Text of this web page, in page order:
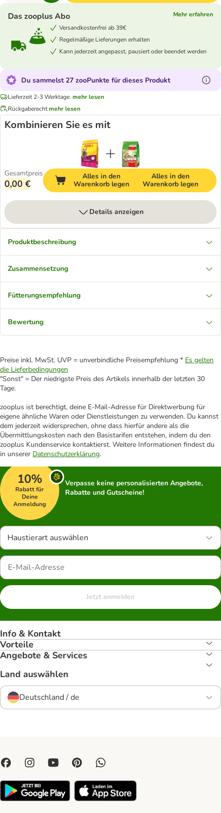
Das zooplus Abo
Mehr erfahren
Versandkostenfrei ab 39€
Regelmäßige Lieferungen erhalten
Kann jederzeit angepasst, pausiert oder beendet werden
Du sammelst 27 zooPunkte für dieses Produkt
Lieferzeit 2-3 Werktage. mehr lesen
Rückgaberechtmehr lesen
Kombinieren Sie es mit
Gesamtpreis
0,00 €
Alles in den
Warenkorb legen
Alles in den
Warenkorb legen
Details anzeigen
Produktbeschreibung
Zusammensetzung
Fütterungsempfehlung
Bewertung
Preise inkl. MwSt. UVP = unverbindliche Preisempfehlung * Es gelten
die Lieferbedingungen
"Sonst" = Der niedrigste Preis des Artikels innerhalb der letzten 30
Tage.
zooplus ist berechtigt, deine E-Mail-Adresse für Direktwerbung für
eigene ähnliche Waren oder Dienstleistungen zu verwenden. Du kannst
dem jederzeit widersprechen, ohne dass hierfür andere als die
Übermittlungskosten nach den Basistarifen entstehen, indem du den
zooplus Kundenservice kontaktierst. Weitere Informationen findest du
in unserer Datenschutzerklärung.
10%
Rabatt für
Deine
Anmeldung
Verpasse keine personalisierten Angebote,
Rabatte und Gutscheine!
Haustierart auswählen
Jetzt anmelden
Info & Kontakt
Vorteile
Angebote & Services
Land auswählen
Deutschland / de